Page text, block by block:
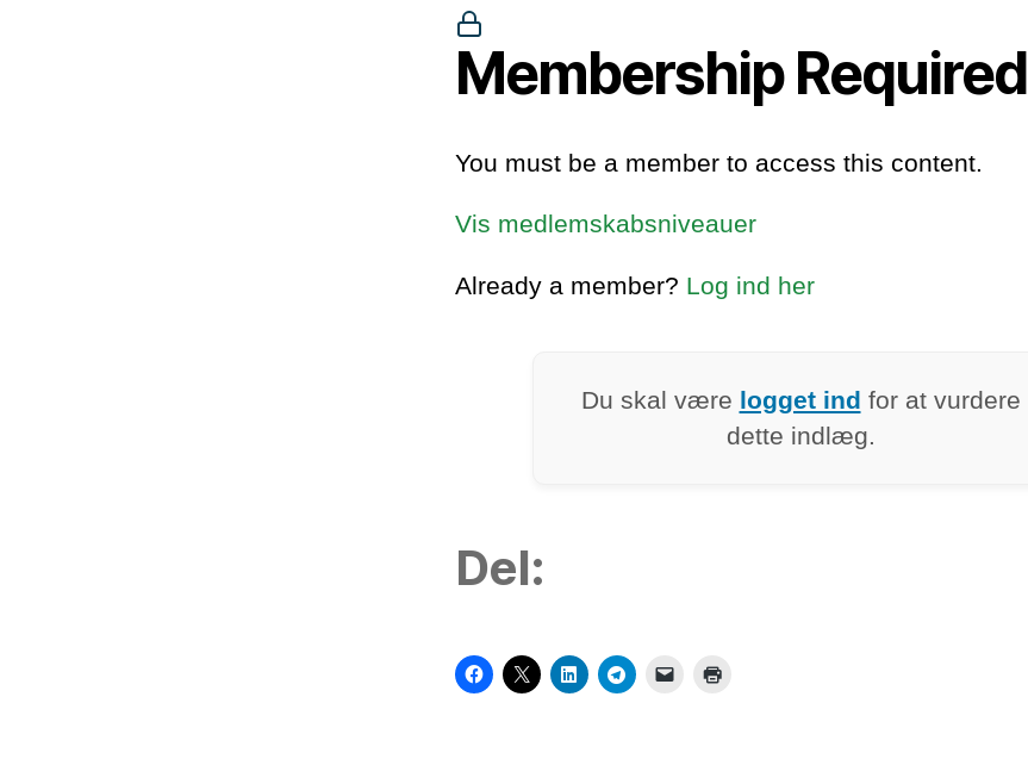
Membership Required
You must be a member to access this content.
Vis medlemskabsniveauer
Already a member? Log ind her
Du skal være logget ind for at vurdere
dette indlæg.
Del: